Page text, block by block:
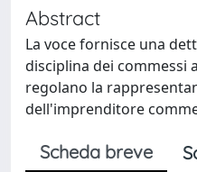
Abstract
La voce fornisce una
disciplina dei commessi
regolano la
dell'imprenditore
Scheda breve